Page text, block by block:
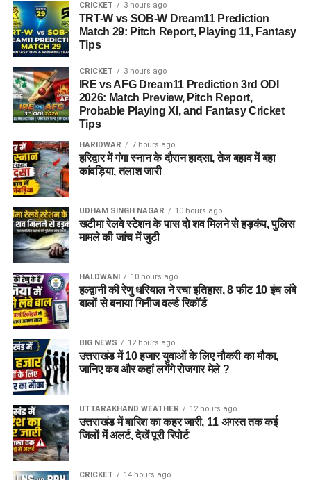
CRICKET 3 hours ago
TRT-W vs SOB-W Dream11 Prediction
Match 29: Pitch Report, Playing 11, Fantasy
Tips
CRICKET 3 hours ago
IRE vs AFG Dream11 Prediction 3rd ODI
2026: Match Preview, Pitch Report,
Probable Playing XI, and Fantasy Cricket
Tips
HARIDWAR 7 hours ago
हरिद्वार में गंगा स्नान के दौरान हादसा, तेज बहाव में बहा
कांवड़िया, तलाश जारी
UDHAM SINGH NAGAR 10 hours ago
खटीमा रेलवे स्टेशन के पास दो शव मिलने से हड़कंप, पुलिस
मामले की जांच में जुटी
HALDWANI 10 hours ago
हल्द्वानी की रेणु धरियाल ने रचा इतिहास, 8 फीट 10 इंच लंबे
बालों से बनाया गिनीज वर्ल्ड रिकॉर्ड
BIG NEWS 12 hours ago
उत्तराखंड में 10 हजार युवाओं के लिए नौकरी का मौका,
जानिए कब और कहां लगेंगे रोजगार मेले ?
UTTARAKHAND WEATHER 12 hours ago
उत्तराखंड में बारिश का कहर जारी, 11 अगस्त तक कई
जिलों में अलर्ट, देखें पूरी रिपोर्ट
CRICKET 14 hours ago